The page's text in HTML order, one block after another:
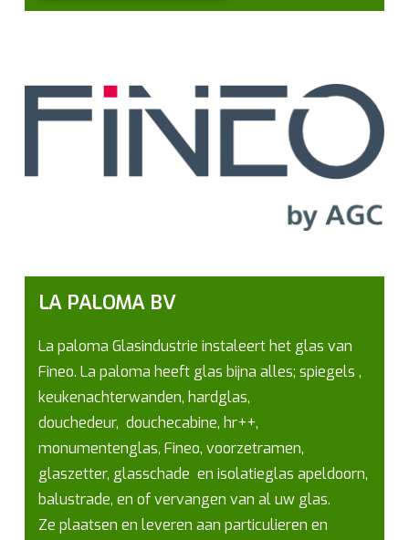
LA PALOMA BV
La paloma Glasindustrie instaleert het glas van
Fineo. La paloma heeft glas bijna alles; spiegels ,
keukenachterwanden, hardglas,
douchedeur, douchecabine, hr++,
monumentenglas, Fineo, voorzetramen,
glaszetter, glasschade en isolatieglas apeldoorn,
balustrade, en of vervangen van al uw glas.
Ze plaatsen en leveren aan particulieren en